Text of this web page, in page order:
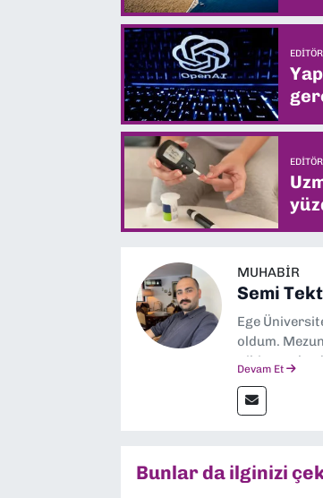
MUHABIR
Semi
Ege
oldum.
gibi
Devam Et
Bunlar da ilginizi